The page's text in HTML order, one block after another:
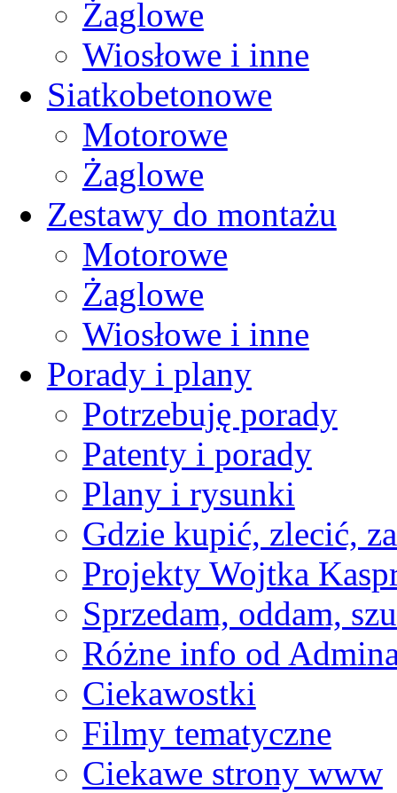
Żaglowe
Wiosłowe i inne
Siatkobetonowe
Motorowe
Żaglowe
Zestawy do montażu
Motorowe
Żaglowe
Wiosłowe i inne
Porady i plany
Potrzebuję porady
Patenty i porady
Plany i rysunki
Gdzie kupić, zlecić,
Projekty Wojtka
Sprzedam, oddam,
Różne info od
Ciekawostki
Filmy tematyczne
Ciekawe strony www